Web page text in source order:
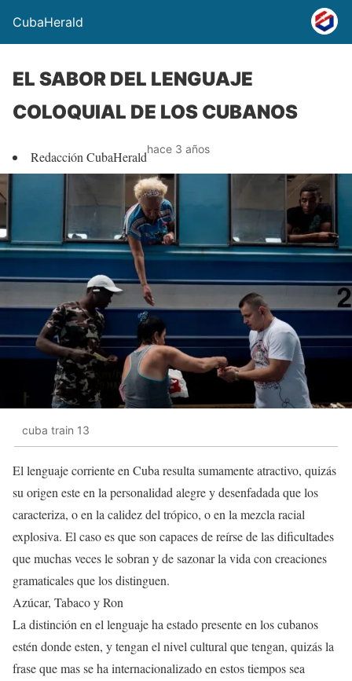
CubaHerald
EL SABOR DEL LENGUAJE
COLOQUIAL DE LOS CUBANOS
Redacción CubaHeraldhace 3 años
cuba train 13
El lenguaje corriente en Cuba resulta sumamente atractivo, quizás
su origen este en la personalidad alegre y desenfadada que los
caracteriza, o en la calidez del trópico, o en la mezcla racial
explosiva. El caso es que son capaces de reírse de las dificultades
que muchas veces le sobran y de sazonar la vida con creaciones
gramaticales que los distinguen.
Azúcar, Tabaco y Ron
La distinción en el lenguaje ha estado presente en los cubanos
estén donde esten, y tengan el nivel cultural que tengan, quizás la
frase que mas se ha internacionalizado en estos tiempos sea